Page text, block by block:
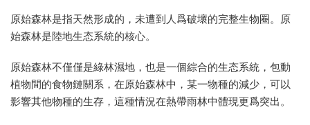
原始森林是指天然形成的，未遭到人爲破壞的完整生物圈。原
始森林是陸地生态系統的核心。
原始森林不僅僅是綠林濕地，也是一個綜合的生态系統，包動
植物間的食物鏈關系，在原始森林中，某一物種的減少，可以
影響其他物種的生存，這種情況在熱帶雨林中體現更爲突出。